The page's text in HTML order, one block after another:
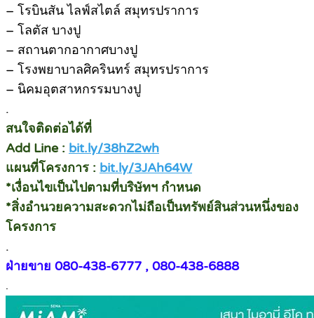
– โรบินสัน ไลฟ์สไตล์ สมุทรปราการ
– โลตัส บางปู
– สถานตากอากาศบางปู
– โรงพยาบาลศิครินทร์ สมุทรปราการ
– นิคมอุตสาหกรรมบางปู
.
สนใจติดต่อได้ที่
Add Line : bit.ly/38hZ2wh
แผนที่โครงการ : bit.ly/3JAh64W
*เงื่อนไขเป็นไปตามที่บริษัทฯ กำหนด
*สิ่งอำนวยความสะดวกไม่ถือเป็นทรัพย์สินส่วนหนึ่งของ
โครงการ
.
ฝ่ายขาย 080-438-6777 , 080-438-6888
.